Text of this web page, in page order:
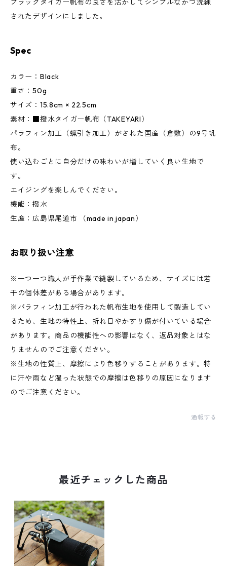
ブラックタイガー帆布の良さを活かしてシンプルなかつ洗練
されたデザインにしました。
Spec
カラー：Black
重さ：50g
サイズ：15.8cm × 22.5cm
素材：■撥水タイガー帆布（TAKEYARI）
パラフィン加工（蝋引き加工）がされた国産（倉敷）の9号帆
布。
使い込むごとに自分だけの味わいが増していく良い生地で
す。
エイジングを楽しんでください。
機能：撥水
生産：広島県尾道市 （made in japan）
お取り扱い注意
※一つ一つ職人が手作業で縫製しているため、サイズには若
干の個体差がある場合があります。
※パラフィン加工が行われた帆布生地を使用して製造してい
るため、生地の特性上、折れ目やかすり傷が付いている場合
があります。商品の機能性への影響はなく、返品対象とはな
りませんのでご注意ください。
※生地の性質上、摩擦により色移りすることがあります。特
に汗や雨など湿った状態での摩擦は色移りの原因になります
のでご注意ください。
通報する
最近チェックした商品